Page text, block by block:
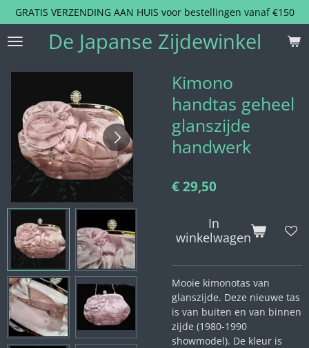
Ga
direct
naar
hoofdinhoud
De Japanse Zijdewinkel
GRATIS VERZENDING AAN HUIS voor bestellingen vanaf €150
Kimono
handtas geheel
glanszijde
handwerk
€ 29,50
In
winkelwagen
Mooie kimonotas van
glanszijde. Deze nieuwe tas
is van buiten en van binnen
zijde (1980-1990
showmodel). De kleur is